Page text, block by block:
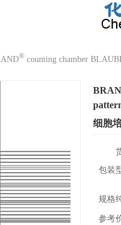
® counting chamber
细胞
包装
规格
参考